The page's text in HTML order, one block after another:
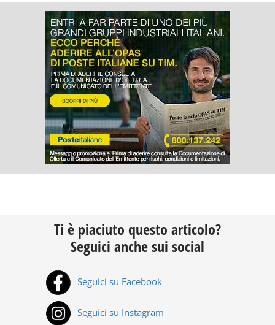
Ti è piaciuto questo articolo?
Seguici anche sui social
Seguici su Facebook
Seguici su Instagram